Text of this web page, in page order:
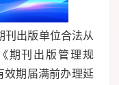
刊出版单位合法从
期刊出版管理规
效期届满前办理延